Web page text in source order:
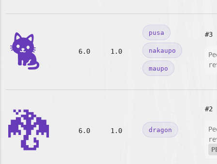
🐈 6.0 1.0
pusa
nakaupo
maupo
#3
🐉 6.0 1.0 dragon
#2